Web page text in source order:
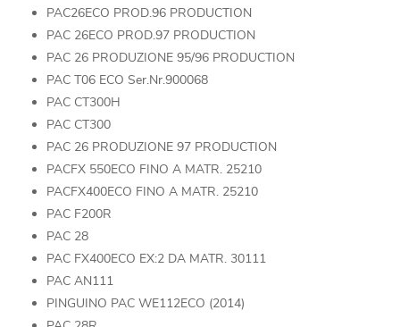
PAC26ECO PROD.96 PRODUCTION
PAC 26ECO PROD.97 PRODUCTION
PAC 26 PRODUZIONE 95/96 PRODUCTION
PAC T06 ECO Ser.Nr.900068
PAC CT300H
PAC CT300
PAC 26 PRODUZIONE 97 PRODUCTION
PACFX 550ECO FINO A MATR. 25210
PACFX400ECO FINO A MATR. 25210
PAC F200R
PAC 28
PAC FX400ECO EX:2 DA MATR. 30111
PAC AN111
PINGUINO PAC WE112ECO (2014)